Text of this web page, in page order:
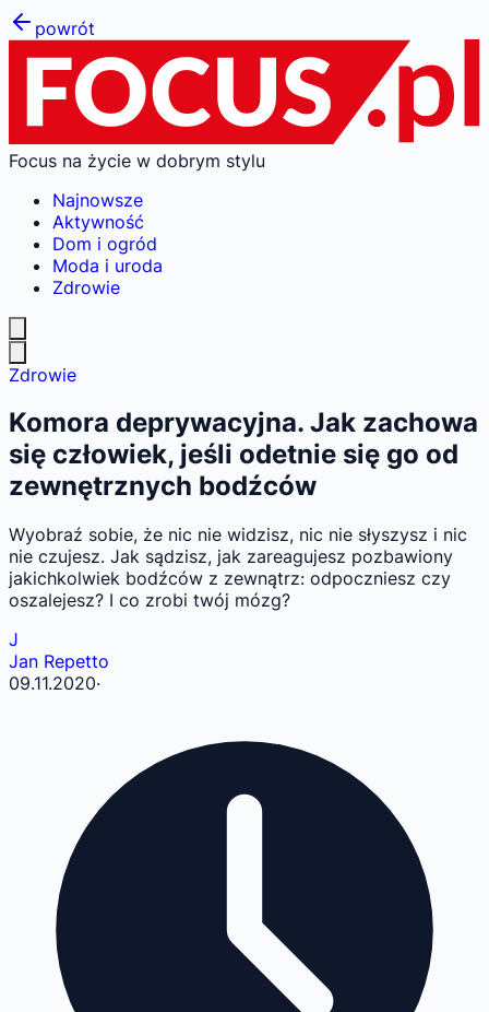
powrót
Focus na życie w dobrym stylu
Najnowsze
Aktywność
Dom i ogród
Moda i uroda
Zdrowie
Zdrowie
Komora deprywacyjna. Jak zachowa
się człowiek, jeśli odetnie się go od
zewnętrznych bodźców
Wyobraź sobie, że nic nie widzisz, nic nie słyszysz i nic
nie czujesz. Jak sądzisz, jak zareagujesz pozbawiony
jakichkolwiek bodźców z zewnątrz: odpoczniesz czy
oszalejesz? I co zrobi twój mózg?
J
Jan Repetto
09.11.2020·